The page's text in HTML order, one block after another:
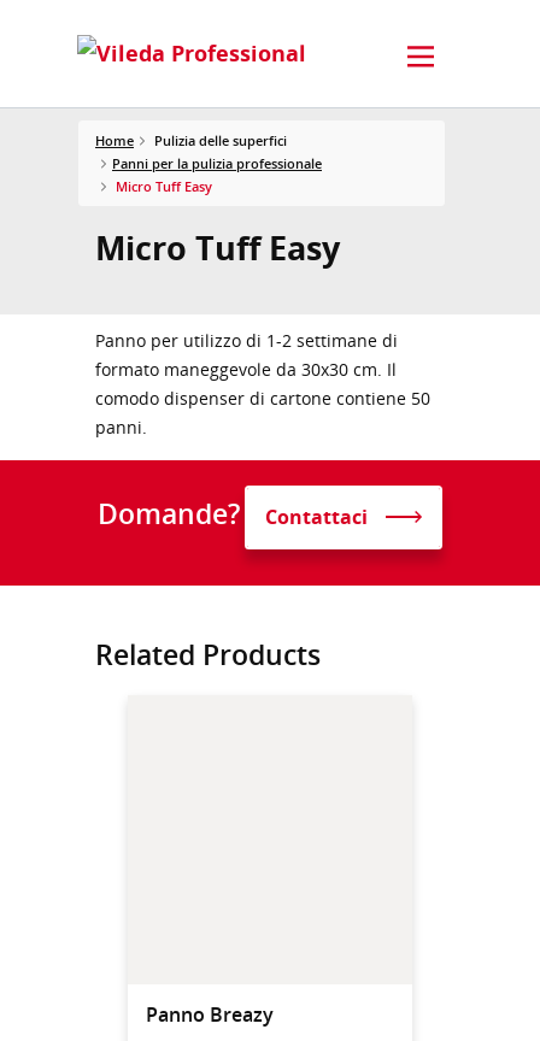
Home
Pulizia delle superfici
Panni per la pulizia professionale
Micro Tuff Easy
Micro Tuff Easy
Panno per utilizzo di 1-2 settimane di
formato maneggevole da 30x30 cm. Il
comodo dispenser di cartone contiene 50
panni.
Domande? Contattaci
Related Products
Panno Breazy